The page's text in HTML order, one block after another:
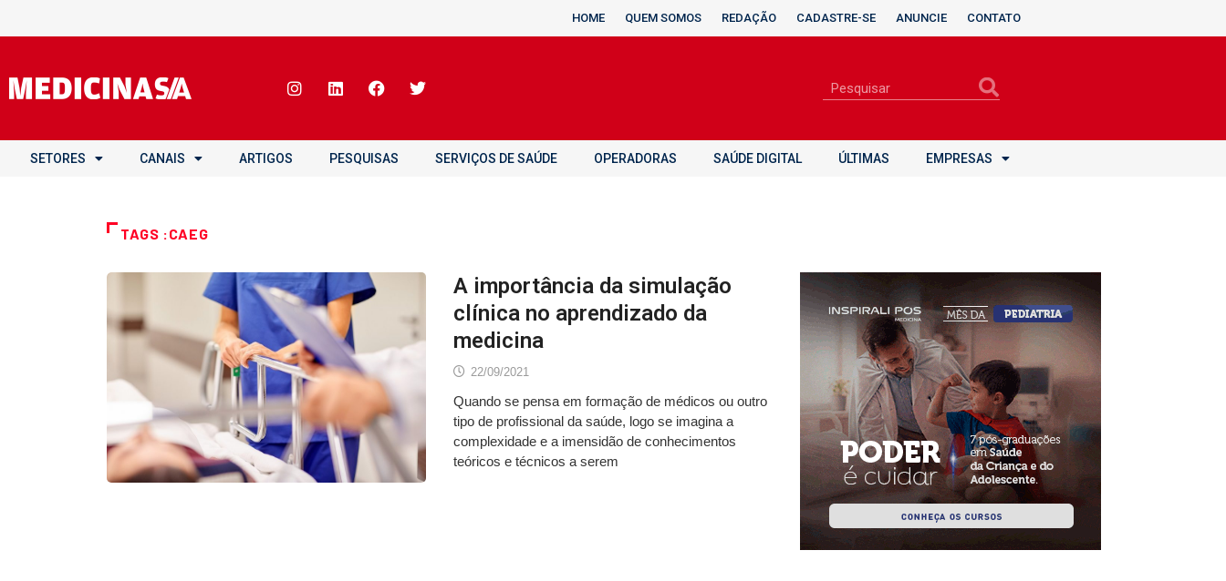
HOME QUEM SOMOS REDAÇÃO CADASTRE-SE ANUNCIE CONTATO
SETORES CANAIS ARTIGOS PESQUISAS SERVIÇOS DE SAÚDE OPERADORAS SAÚDE DIGITAL ÚLTIMAS EMPRESAS
TAGS :CAEG
A importância da simulação
clínica no aprendizado da
medicina
22/09/2021
Quando se pensa em formação de médicos ou outro
tipo de profissional da saúde, logo se imagina a
complexidade e a imensidão de conhecimentos
teóricos e técnicos a serem